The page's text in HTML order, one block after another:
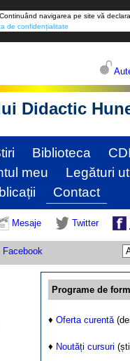
navigarea pe site vă
de confidențialitate
Didactic
Biblioteca
meu
Legături
Contact
Mesaje Twitter
Facebook
Programe de
♦ Oferta curentă
♦ Noutăți cursuri